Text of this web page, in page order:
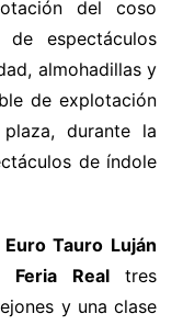
del coso
espectáculos
almohadillas y
de explotación
durante la
de índole
Euro Tauro Luján
Feria Realtres
y una clase